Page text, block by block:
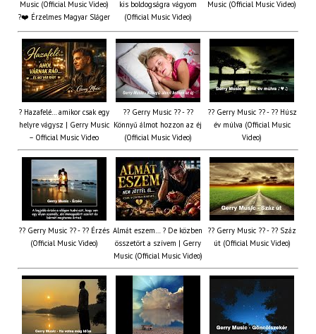
Music (Official Music Video)
?❤️ Érzelmes Magyar Sláger
kis boldogságra vágyom
(Official Music Video)
Music (Official Music Video)
? Hazafelé… amikor csak egy
helyre vágysz | Gerry Music
– Official Music Video
?? Gerry Music ?? - ??
Könnyű álmot hozzon az éj
(Official Music Video)
?? Gerry Music ?? - ?? Húsz
év múlva (Official Music
Video)
?? Gerry Music ?? - ?? Érzés
(Official Music Video)
Almát eszem… ? De közben
összetört a szívem | Gerry
Music (Official Music Video)
?? Gerry Music ?? - ?? Száz
út (Official Music Video)